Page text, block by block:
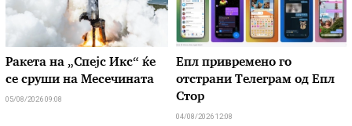
Ракета на „Спејс Икс“ ќе
се сруши на Месечината
05/08/2026 09:08
Епл привремено го
отстрани Телеграм од Епл
Стор
04/08/2026 12:08